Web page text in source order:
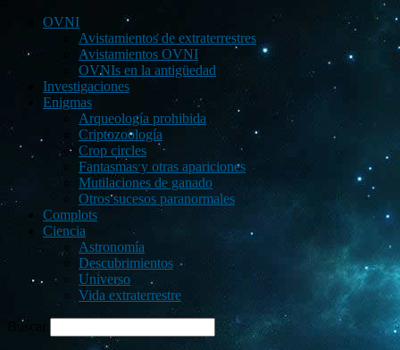
OVNI
Avistamientos de extraterrestres
Avistamientos OVNI
OVNIs en la antigüedad
Investigaciones
Enigmas
Arqueología prohibida
Criptozoología
Crop circles
Fantasmas y otras apariciones
Mutilaciones de ganado
Otros sucesos paranormales
Complots
Ciencia
Astronomía
Descubrimientos
Universo
Vida extraterrestre
Buscar